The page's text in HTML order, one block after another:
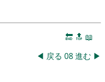
🔚 🔝 📖
◀ 戻る 08進む ▶